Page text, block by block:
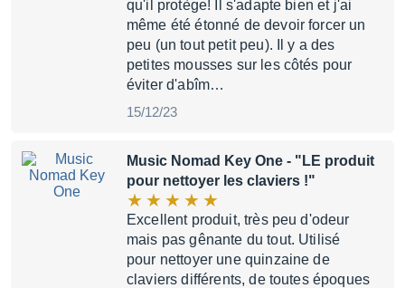
qu'il protège! Il s'adapte bien et j'ai
même été étonné de devoir forcer un
peu (un tout petit peu). Il y a des
petites mousses sur les côtés pour
éviter d'abîm…
15/12/23
Music Nomad Key One - "LE produit
pour nettoyer les claviers !"
Excellent produit, très peu d'odeur
mais pas gênante du tout. Utilisé
pour nettoyer une quinzaine de
claviers différents, de toutes époques